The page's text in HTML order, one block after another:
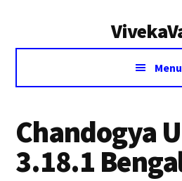
Voice
Vivekananda
Menu
Chandogya
3.18.1